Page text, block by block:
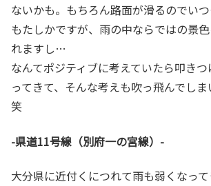
ないかも。もちろん路面が滑るのでい
もたしかですが、雨の中ならではの景
れますし…
なんてポジティブに考えていたら叩き
ってきて、そんな考えも吹っ飛んでし
笑
-県道11号線（別府一の宮線）-
大分県に近付くにつれて雨も弱くなっ